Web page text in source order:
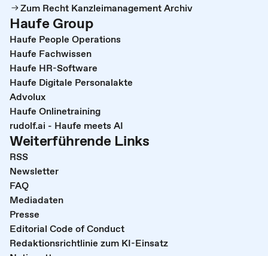
Zum Recht Kanzleimanagement Archiv
Haufe Group
Haufe People Operations
Haufe Fachwissen
Haufe HR-Software
Haufe Digitale Personalakte
Advolux
Haufe Onlinetraining
rudolf.ai - Haufe meets AI
Weiterführende Links
RSS
Newsletter
FAQ
Mediadaten
Presse
Editorial Code of Conduct
Redaktionsrichtlinie zum KI-Einsatz